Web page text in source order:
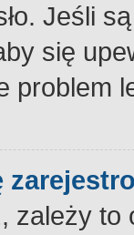
Jeśli
się
problem
zależy